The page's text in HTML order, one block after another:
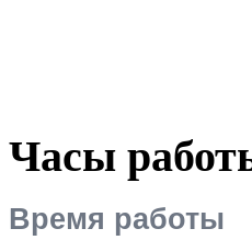
Часы
Время работы